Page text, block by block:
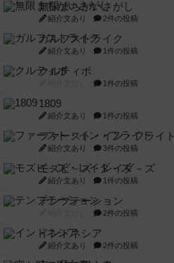
無限まちがいさがし
紹介文あり 2件の投稿
ガルフストライク
紹介文あり 1件の投稿
クルティボ
1件の投稿
1809
紹介文あり 1件の投稿
ファースト・イン・フライト
紹介文あり 3件の投稿
モズビ－ズ・レイダ－ズ
紹介文あり 1件の投稿
テンプテーション
2件の投稿
インドネシア
紹介文あり 2件の投稿